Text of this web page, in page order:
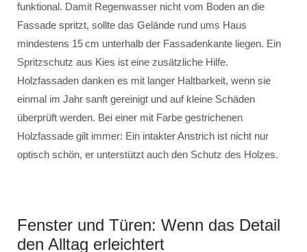
funktional. Damit Regenwasser nicht vom Boden an die
Fassade spritzt, sollte das Gelände rund ums Haus
mindestens 15 cm unterhalb der Fassadenkante liegen. Ein
Spritzschutz aus Kies ist eine zusätzliche Hilfe.
Holzfassaden danken es mit langer Haltbarkeit, wenn sie
einmal im Jahr sanft gereinigt und auf kleine Schäden
überprüft werden. Bei einer mit Farbe gestrichenen
Holzfassade gilt immer: Ein intakter Anstrich ist nicht nur
optisch schön, er unterstützt auch den Schutz des Holzes.
Fenster und Türen: Wenn das Detail
den Alltag erleichtert